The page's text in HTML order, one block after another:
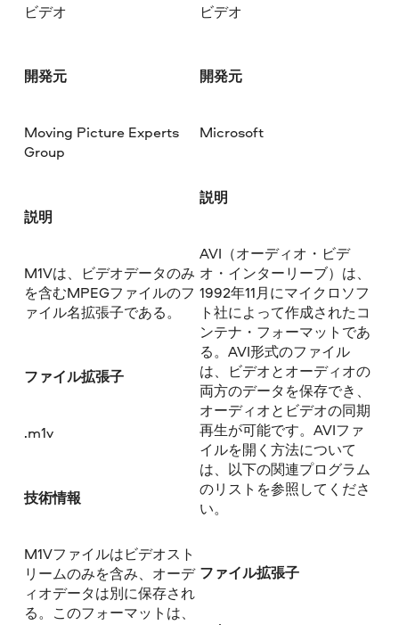
ビデオ
開発元
Moving Picture Experts
Group
説明
M1Vは、ビデオデータのみ
を含むMPEGファイルのフ
ァイル名拡張子である。
ファイル拡張子
.m1v
技術情報
M1Vファイルはビデオスト
リームのみを含み、オーデ
ィオデータは別に保存され
る。このフォーマットは、
ビデオ
開発元
Microsoft
説明
AVI（オーディオ・ビデ
オ・インターリーブ）は、
1992年11月にマイクロソフ
ト社によって作成されたコ
ンテナ・フォーマットであ
る。AVI形式のファイル
は、ビデオとオーディオの
両方のデータを保存でき、
オーディオとビデオの同期
再生が可能です。AVIファ
イルを開く方法について
は、以下の関連プログラム
のリストを参照してくださ
い。
ファイル拡張子